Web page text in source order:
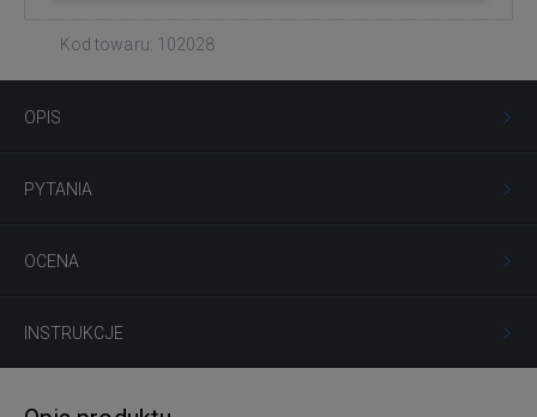
Kod towaru: 102028
OPIS
PYTANIA
OCENA
INSTRUKCJE